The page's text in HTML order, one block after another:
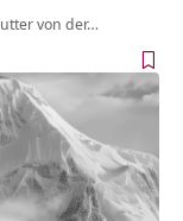
von der…